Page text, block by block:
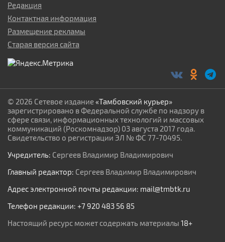
Редакция
Контактная информация
Размещение рекламы
Старая версия сайта
© 2026 Сетевое издание«Тамбовский курьер»
зарегистрировано в Федеральной службе по надзору в
сфере связи, информационных технологий и массовых
коммуникаций (Роскомнадзор) 03 августа 2017 года.
Свидетельство о регистрации ЭЛ № ФС 77-70495.
Учредитель: Сергеев Владимир Владимирович
Главный редактор: Сергеев Владимир Владимирович
Адрес электронной почты редакции: mail@tmbtk.ru
Телефон редакции: +7 920 483 56 85
Настоящий ресурс может содержать материалы 18+